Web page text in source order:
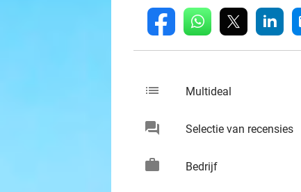
fb whatsapp linkedin
list Multideal
chat Selectie van recensies
work Bedrijf